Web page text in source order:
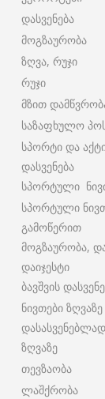
დასვენება
მოგზაურობა
ზღვა, რუჯი
რუჯი
მზით
საზაფხულო
სპორტი და
დასვენება
სპორტული
სპორტული
გამოწერით
მოგზაურობა,
დაიჯესტი
ბავშვის
ნივთები ზღვაზე
დასასვენებლად
ზღვაზე
თევზაობა
ლაშქრობა